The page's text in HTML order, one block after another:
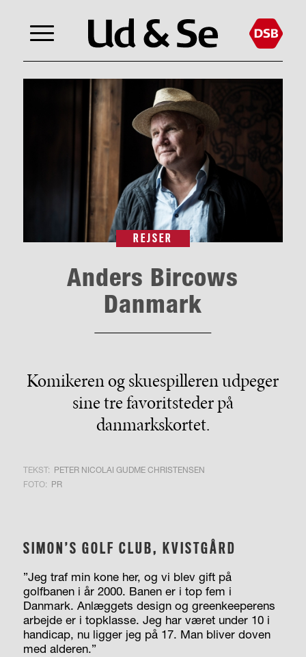
REJSER
Anders Bircows
Danmark
Komikeren og skuespilleren udpeger
sine tre favoritsteder på
danmarkskortet.
TEKST: PETER NICOLAI GUDME CHRISTENSEN
FOTO: PR
SIMON’S GOLF CLUB, KVISTGÅRD
”Jeg traf min kone her, og vi blev gift på
golfbanen i år 2000. Banen er i top fem i
Danmark. Anlæggets design og greenkeeperens
arbejde er i topklasse. Jeg har været under 10 i
handicap, nu ligger jeg på 17. Man bliver doven
med alderen.”